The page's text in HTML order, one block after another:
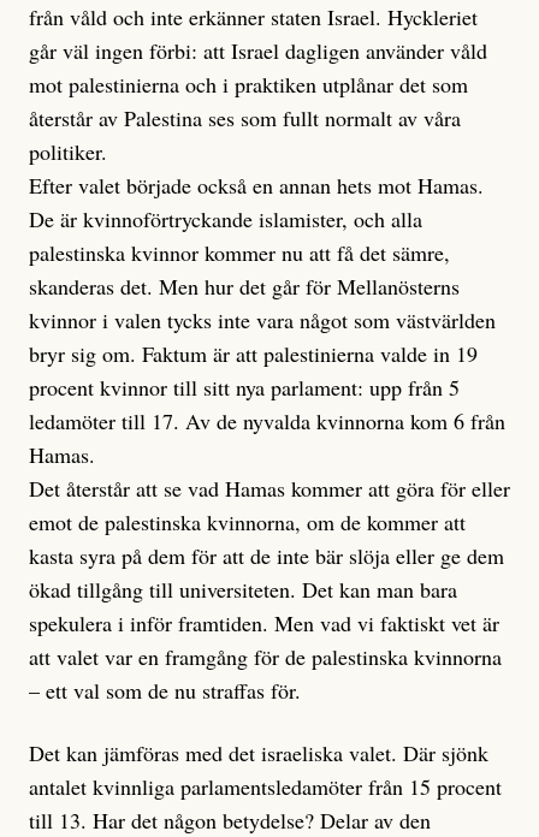
från våld och inte erkänner staten Israel. Hyckleriet
går väl ingen förbi: att Israel dagligen använder våld
mot palestinierna och i praktiken utplånar det som
återstår av Palestina ses som fullt normalt av våra
politiker.
Efter valet började också en annan hets mot Hamas.
De är kvinnoförtryckande islamister, och alla
palestinska kvinnor kommer nu att få det sämre,
skanderas det. Men hur det går för Mellanösterns
kvinnor i valen tycks inte vara något som västvärlden
bryr sig om. Faktum är att palestinierna valde in 19
procent kvinnor till sitt nya parlament: upp från 5
ledamöter till 17. Av de nyvalda kvinnorna kom 6 från
Hamas.
Det återstår att se vad Hamas kommer att göra för eller
emot de palestinska kvinnorna, om de kommer att
kasta syra på dem för att de inte bär slöja eller ge dem
ökad tillgång till universiteten. Det kan man bara
spekulera i inför framtiden. Men vad vi faktiskt vet är
att valet var en framgång för de palestinska kvinnorna
– ett val som de nu straffas för.
Det kan jämföras med det israeliska valet. Där sjönk
antalet kvinnliga parlamentsledamöter från 15 procent
till 13. Har det någon betydelse? Delar av den